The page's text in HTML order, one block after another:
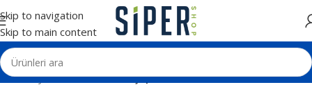
Skip to navigation
Skip to main content
Ana Sayfa Tekstil Ürünleri Şapkalar